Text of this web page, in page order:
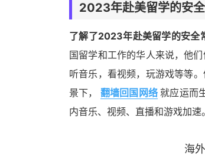
2023年赴美留学的安
了解了2023年赴美留学的安全
国留学和工作的华人来说，他
听音乐，看视频，玩游戏等等
景下，
翻墙回国网络 就应运而
内音乐、视频、直播和游戏加速。
海